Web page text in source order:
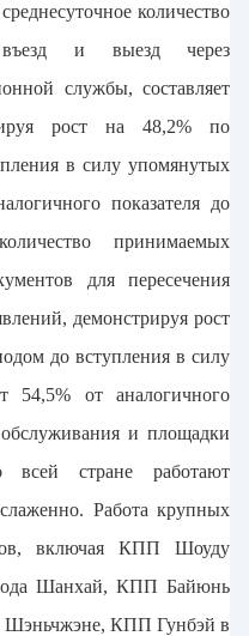
количество
въезд и выезд через
службы, составляет
рост на 48,2% по
в силу упомянутых
показателя до
принимаемых
для пересечения
демонстрируя рост
до вступления в силу
54,5% от аналогичного
и площадки
всей стране работают
Работа крупных
включая КПП Шоуду
Шанхай, КПП Байюнь
Шэньчжэне, КПП Гунбэй в